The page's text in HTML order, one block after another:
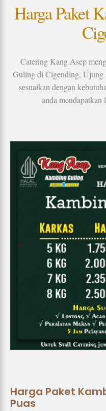
Harga Paket
Catering Kang Asep
Guling di Cigending, Ujung
sesuaikan dengan
anda
Harga Paket
Puas